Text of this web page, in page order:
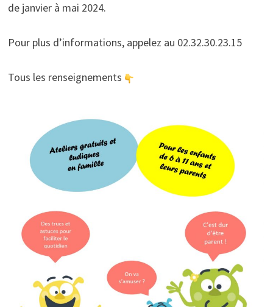
de janvier à mai 2024.
Pour plus d’informations, appelez au 02.32.30.23.15
Tous les renseignements